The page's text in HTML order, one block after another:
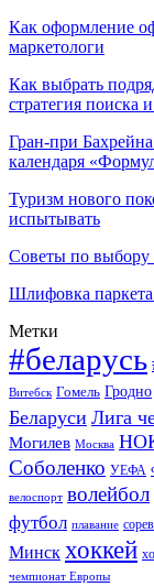
Как оформление
маркетологи
Как выбрать
стратегия поиска
Гран-при
календаря
Туризм нового
испытывать
Советы по выбору
Шлифовка
Метки
#беларусь
Витебск Гомель Гродно
Беларуси Лига
Могилев Москва
Соболенко УЕФА
велоспорт волейбол
футбол плавание
Минск хоккей
чемпионат Европы